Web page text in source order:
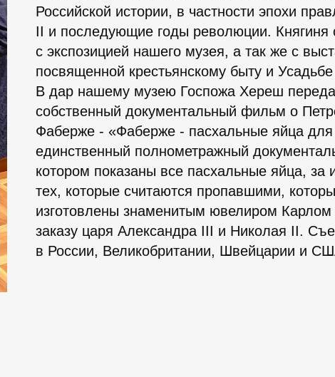
Российской истории, в частности эпохи
II и последующие годы революции. Княгиня
с экспозицией нашего музея, а так же с
посвященной крестьянскому быту и
В дар нашему музею Госпожа Хереш
собственный документальный фильм о
Фаберже - «Фаберже - пасхальные яйца
единственный полнометражный
котором показаны все пасхальные яйца, за
тех, которые считаются пропавшими,
изготовлены знаменитым ювелиром
заказу царя Александра III и Николая II.
в России, Великобритании, Швейцарии и